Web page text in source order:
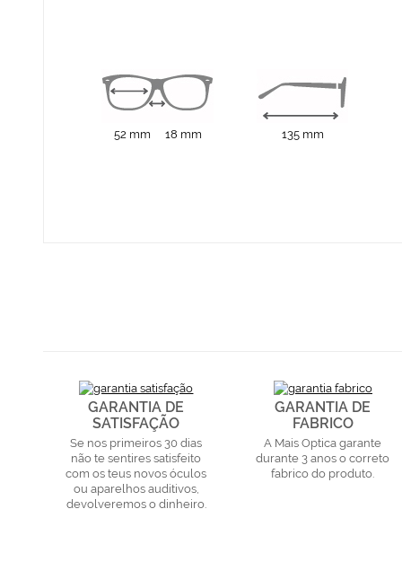
52 mm 18 mm 135 mm
GARANTIA DE
SATISFAÇÃO
Se nos primeiros 30 dias
não te sentires satisfeito
com os teus novos óculos
ou aparelhos auditivos,
devolveremos o dinheiro.
GARANTIA DE
FABRICO
A Mais Optica garante
durante 3 anos o correto
fabrico do produto.